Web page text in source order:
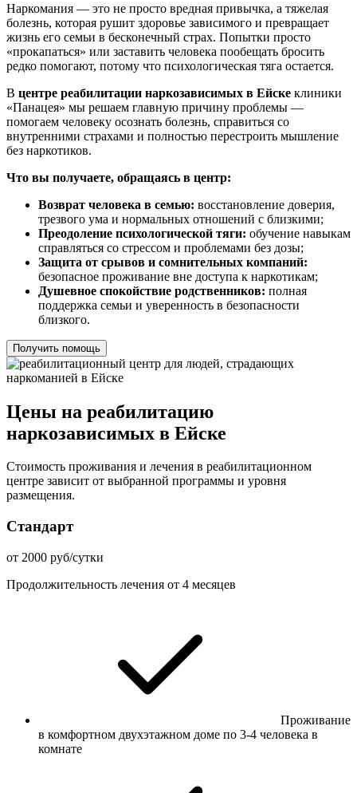
Наркомания — это не просто вредная привычка, а тяжелая
болезнь, которая рушит здоровье зависимого и превращает
жизнь его семьи в бесконечный страх. Попытки просто
«прокапаться» или заставить человека пообещать бросить
редко помогают, потому что психологическая тяга остается.
В центре реабилитации наркозависимых в Ейске клиники
«Панацея» мы решаем главную причину проблемы —
помогаем человеку осознать болезнь, справиться со
внутренними страхами и полностью перестроить мышление
без наркотиков.
Что вы получаете, обращаясь в центр:
Возврат человека в семью: восстановление доверия,
трезвого ума и нормальных отношений с близкими;
Преодоление психологической тяги: обучение навыкам
справляться со стрессом и проблемами без дозы;
Защита от срывов и сомнительных компаний:
безопасное проживание вне доступа к наркотикам;
Душевное спокойствие родственников: полная
поддержка семьи и уверенность в безопасности
близкого.
Получить помощь
Цены на реабилитацию
наркозависимых в Ейске
Стоимость проживания и лечения в реабилитационном
центре зависит от выбранной программы и уровня
размещения.
Стандарт
от 2000 руб/сутки
Продолжительность лечения от 4 месяцев
Проживание
в комфортном двухэтажном доме по 3-4 человека в
комнате